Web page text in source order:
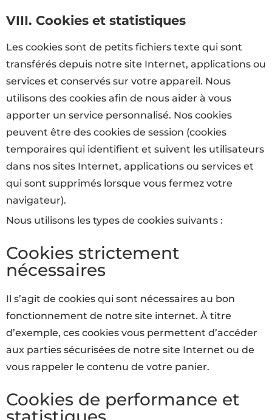
VIII. Cookies et statistiques
Les cookies sont de petits fichiers texte qui sont
transférés depuis notre site Internet, applications ou
services et conservés sur votre appareil. Nous
utilisons des cookies afin de nous aider à vous
apporter un service personnalisé. Nos cookies
peuvent être des cookies de session (cookies
temporaires qui identifient et suivent les utilisateurs
dans nos sites Internet, applications ou services et
qui sont supprimés lorsque vous fermez votre
navigateur).
Nous utilisons les types de cookies suivants :
Cookies strictement
nécessaires
Il s’agit de cookies qui sont nécessaires au bon
fonctionnement de notre site internet. À titre
d’exemple, ces cookies vous permettent d’accéder
aux parties sécurisées de notre site Internet ou de
vous rappeler le contenu de votre panier.
Cookies de performance et